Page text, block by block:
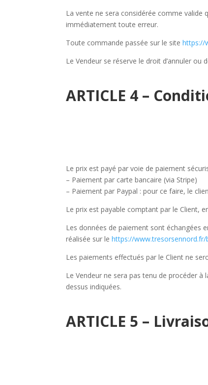
La vente ne sera considérée comme valide
immédiatement toute erreur.
Toute commande passée sur le site https://
Le Vendeur se réserve le droit d’annuler
ARTICLE 4 –
Le prix est payé par voie de paiement
– Paiement par carte bancaire (via Stripe)
– Paiement par Paypal : pour ce faire, le
Le prix est payable comptant par le Client,
Les données de paiement sont échangées
réalisée sur le https://
Les paiements effectués par le Client ne
Le Vendeur ne sera pas tenu de procéder
dessus indiquées.
ARTICLE 5 –